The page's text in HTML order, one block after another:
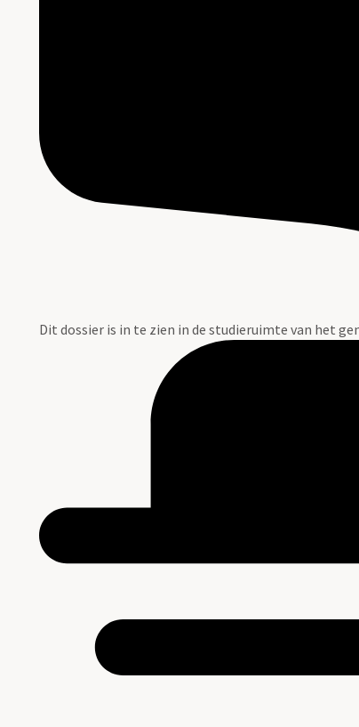
Dit dossier is in te zien in de studieruimte van het